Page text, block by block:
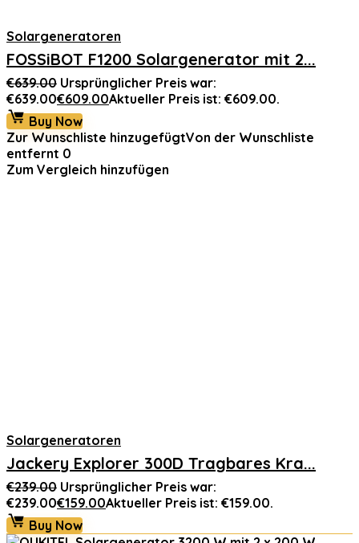
Solargeneratoren
FOSSiBOT F1200 Solargenerator mit 2...
€639.00 Ursprünglicher Preis war:
€639.00€609.00Aktueller Preis ist: €609.00.
Buy Now
Zur Wunschliste hinzugefügtVon der Wunschliste
entfernt 0
Zum Vergleich hinzufügen
Solargeneratoren
Jackery Explorer 300D Tragbares Kra...
€239.00 Ursprünglicher Preis war:
€239.00€159.00Aktueller Preis ist: €159.00.
Buy Now